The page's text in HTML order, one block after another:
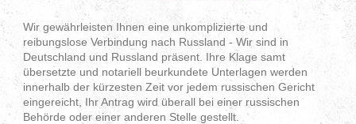
Wir gewährleisten Ihnen eine unkomplizierte und
reibungslose Verbindung nach Russland - Wir sind in
Deutschland und Russland präsent. Ihre Klage samt
übersetzte und notariell beurkundete Unterlagen werden
innerhalb der kürzesten Zeit vor jedem russischen Gericht
eingereicht, Ihr Antrag wird überall bei einer russischen
Behörde oder einer anderen Stelle gestellt.